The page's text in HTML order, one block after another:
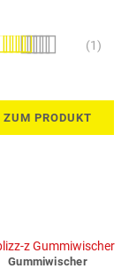
Bewertung: (1)
ZUM PRODUKT
Gummiwischer